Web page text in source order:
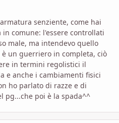
senziente, come hai
comune: l'essere controllati
male, ma intendevo quello
è un guerriero in completa, ciò
in termini regolistici il
e anche i cambiamenti fisici
ho parlato di razze e di
pg...che poi è la spada^^